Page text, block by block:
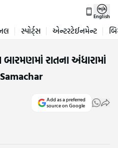
English
સ્પોર્ટ્સ એન્ટરટેઈનમેન્ટ
રાતના અંધારામાં
Add as a preferred
source on Google